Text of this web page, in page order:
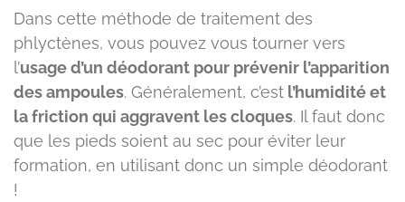
Dans cette méthode de traitement des
phlyctènes, vous pouvez vous tourner vers
l’usage d’un déodorant pour prévenir l’apparition
des ampoules. Généralement, c’est l’humidité et
la friction qui aggravent les cloques. Il faut donc
que les pieds soient au sec pour éviter leur
formation, en utilisant donc un simple déodorant
!